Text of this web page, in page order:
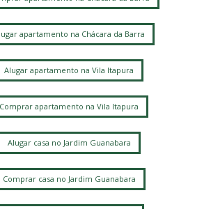
apartamento na Chácara da Barra
Alugar apartamento na Vila Itapura
Comprar apartamento na Vila Itapura
Alugar casa no Jardim Guanabara
Comprar casa no Jardim Guanabara